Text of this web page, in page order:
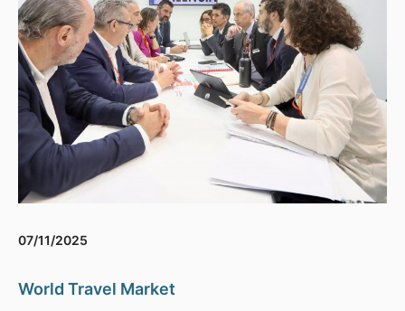
07/11/2025
World Travel Market